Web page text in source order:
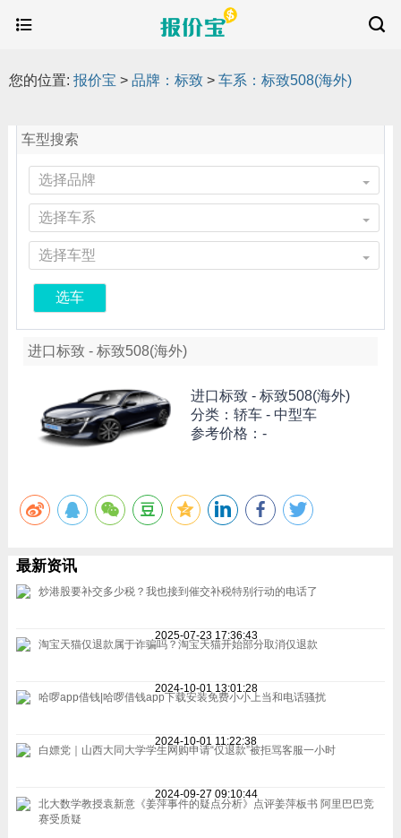
您的位置: 报价宝 > 品牌：标致 > 车系：标致508(海外)
车型搜索
选择品牌
选择车系
选择车型
选车
进口标致 - 标致508(海外)
进口标致 - 标致508(海外)
分类：轿车 - 中型车
参考价格：-
最新资讯
炒港股要补交多少税？我也接到催交补税特别行动的电话了
2025-07-23 17:36:43
淘宝天猫仅退款属于诈骗吗？淘宝天猫开始部分取消仅退款
2024-10-01 13:01:28
哈啰app借钱|哈啰借钱app下载安装免费小小上当和电话骚扰
2024-10-01 11:22:38
白嫖党｜山西大同大学学生网购申请“仅退款”被拒骂客服一小时
2024-09-27 09:10:44
北大数学教授袁新意《姜萍事件的疑点分析》点评姜萍板书 阿里巴巴竞
赛受质疑